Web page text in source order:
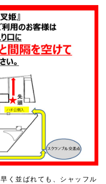
く並ばれても、シャッフル